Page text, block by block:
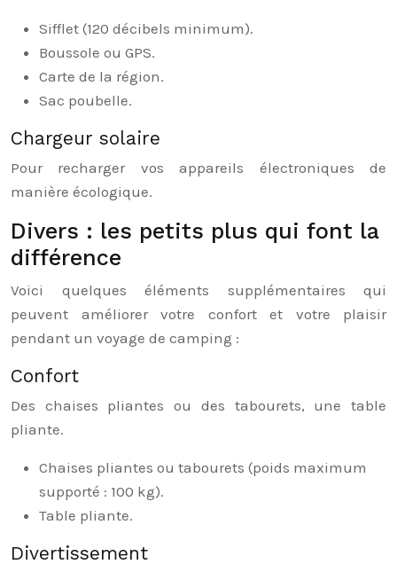
Sifflet (120 décibels minimum).
Boussole ou GPS.
Carte de la région.
Sac poubelle.
Chargeur solaire
Pour recharger vos appareils électroniques de
manière écologique.
Divers : les petits plus qui font la
différence
Voici quelques éléments supplémentaires qui
peuvent améliorer votre confort et votre plaisir
pendant un voyage de camping :
Confort
Des chaises pliantes ou des tabourets, une table
pliante.
Chaises pliantes ou tabourets (poids maximum
supporté : 100 kg).
Table pliante.
Divertissement